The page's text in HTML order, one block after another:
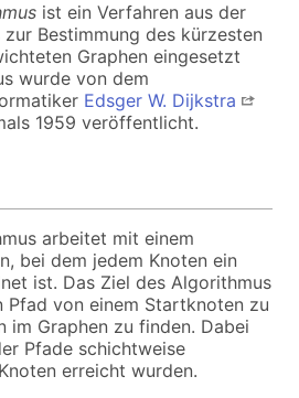
ist ein Verfahren aus der
Bestimmung des kürzesten
Graphen eingesetzt
wurde von dem
Edsger W. Dijkstra
1959 veröffentlicht.
arbeitet mit einem
bei dem jedem Knoten ein
ist. Das Ziel des Algorithmus
Pfad von einem Startknoten zu
im Graphen zu finden. Dabei
Pfade schichtweise
erreicht wurden.